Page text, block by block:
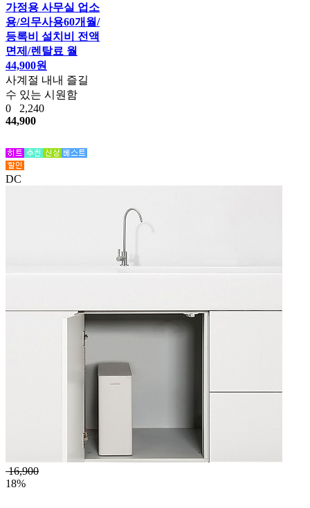
가정용 사무실 업소
용/의무사용60개월/
등록비 설치비 전액
면제/렌탈료 월
44,900원
사계절 내내 즐길
수 있는 시원함
0 2,240
44,900
DC
16,900
18%